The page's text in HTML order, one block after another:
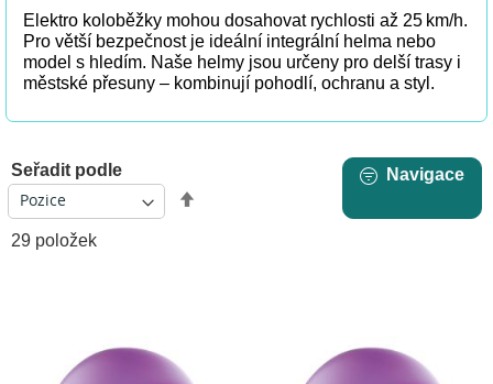
Elektro koloběžky mohou dosahovat rychlosti až 25 km/h.
Pro větší bezpečnost je ideální integrální helma nebo
model s hledím. Naše helmy jsou určeny pro delší trasy i
městské přesuny – kombinují pohodlí, ochranu a styl.
29 položek
Seřadit podle
Navigace